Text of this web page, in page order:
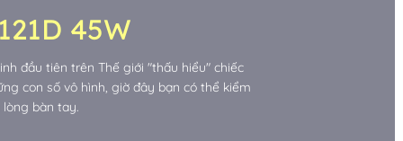
45W
đầu tiên trên Thế giới "thấu hiểu" chiếc
con số vô hình, giờ đây bạn có thể kiểm
bàn tay.